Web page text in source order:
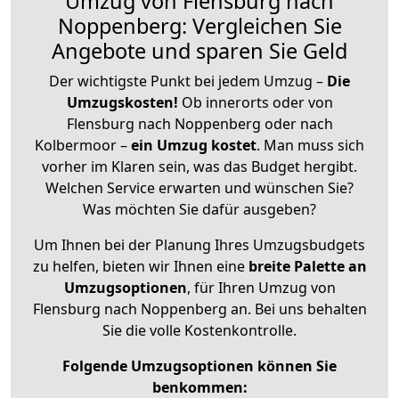
Noppenberg: Vergleichen Sie
Angebote und sparen Sie Geld
Der wichtigste Punkt bei jedem Umzug – Die
Umzugskosten! Ob innerorts oder von
Flensburg nach Noppenberg oder nach
Kolbermoor –ein Umzug kostet. Man muss sich
vorher im Klaren sein, was das Budget hergibt.
Welchen Service erwarten und wünschen Sie?
Was möchten Sie dafür ausgeben?
Um Ihnen bei der Planung Ihres Umzugsbudgets
zu helfen, bieten wir Ihnen eine breite Palette an
Umzugsoptionen, für Ihren Umzug von
Flensburg nach Noppenberg an. Bei uns behalten
Sie die volle Kostenkontrolle.
Folgende Umzugsoptionen können Sie
benkommen: